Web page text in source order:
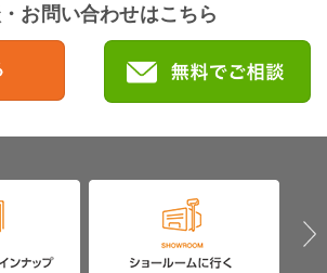
お問い合わせはこちら